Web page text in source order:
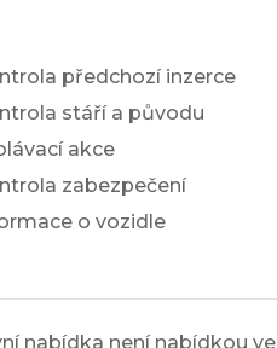
předchozí inzerce
stáří a původu
akce
zabezpečení
o vozidle
nabídka není nabídkou ve